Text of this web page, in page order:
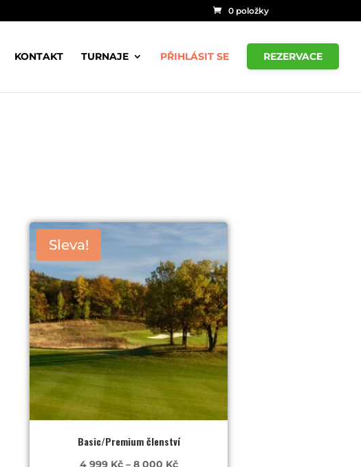
0 položky
KONTAKT TURNAJE PŘIHLÁSIT SE REZERVACE
Sleva!
Basic/Premium členství
4 999 Kč – 8 000 KčRozpětí